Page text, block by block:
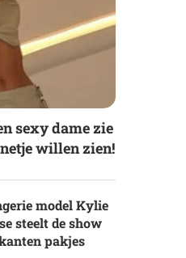
sexy dame zie
willen zien!
model Kylie
steelt de show
pakjes